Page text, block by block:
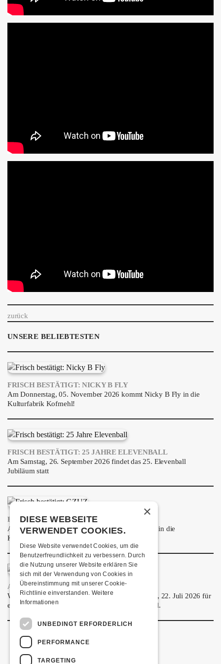
zurück
UNSERE BELIEBTESTEN
FRISCH BESTÄTIGT: NICKY B FLY
Am Donnerstag, 05. November 2026 kommt Nicky B Fly in die
Kulturfabrik Kofmehl!
FRISCH BESTÄTIGT: 25 JAHRE ELEVENBALL
Am Samstag, 26. September 2026 findet das 25. Elevenball
Jubiläum statt
FRISCH BESTÄTIGT: GZUZ
Am Donnerstag, 29. Oktober 2026 kommt GZUZ in die
Kulturfabrik Kofmehl!
AIRBOURNE - SPECIAL SUMMER SHOW
Wow, das ist ein Ding! Airbourne kommen am MI, 22. Juli 2026 für
eine exklusive Special Summer Show ins Kofmehl.
×
DIESE WEBSEITE
VERWENDET COOKIES.
Diese Website verwendet Cookies, um die
Benutzerfreundlichkeit zu verbessern. Durch
die Nutzung unserer Website erklären Sie
sich mit der Verwendung von Cookies in
Übereinstimmung mit unserer Cookie-
Richtlinie einverstanden. Weitere
Informationen
UNBEDINGT ERFORDERLICH
PERFORMANCE
TARGETING